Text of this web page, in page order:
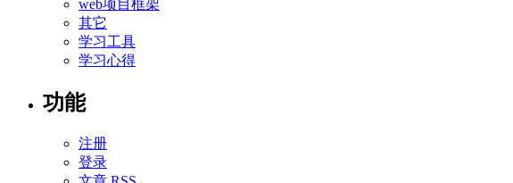
web项目框架
其它
学习工具
学习心得
功能
注册
登录